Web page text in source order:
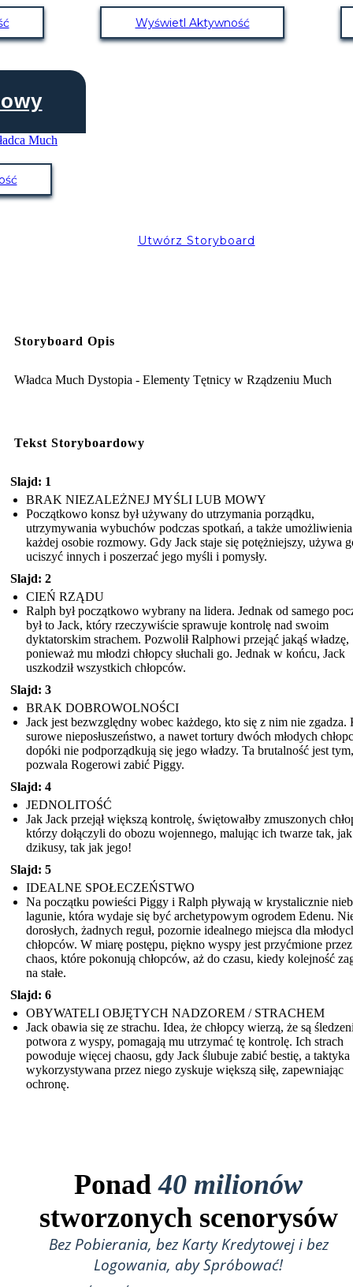
Wyświetl Aktywność
Utwórz Storyboard
Storyboard Opis
Władca Much Dystopia - Elementy Tętnicy w Rządzeniu Much
Tekst Storyboardowy
Slajd: 1
BRAK NIEZALEŻNEJ MYŚLI LUB MOWY
Początkowo konsz był używany do utrzymania porządku,
utrzymywania wybuchów podczas spotkań, a także umożliwienia
każdej osobie rozmowy. Gdy Jack staje się potężniejszy, używa
uciszyć innych i poszerzać jego myśli i pomysły.
Slajd: 2
CIEŃ RZĄDU
Ralph był początkowo wybrany na lidera. Jednak od samego
był to Jack, który rzeczywiście sprawuje kontrolę nad swoim
dyktatorskim strachem. Pozwolił Ralphowi przejąć jakąś władzę,
ponieważ mu młodzi chłopcy słuchali go. Jednak w końcu, Jack
uszkodził wszystkich chłopców.
Slajd: 3
BRAK DOBROWOLNOŚCI
Jack jest bezwzględny wobec każdego, kto się z nim nie zgadza.
surowe nieposłuszeństwo, a nawet tortury dwóch młodych
dopóki nie podporządkują się jego władzy. Ta brutalność jest
pozwala Rogerowi zabić Piggy.
Slajd: 4
JEDNOLITOŚĆ
Jak Jack przejął większą kontrolę, świętowałby zmuszonych
którzy dołączyli do obozu wojennego, malując ich twarze tak, jak
dzikusy, tak jak jego!
Slajd: 5
IDEALNE SPOŁECZEŃSTWO
Na początku powieści Piggy i Ralph pływają w krystalicznie
lagunie, która wydaje się być archetypowym ogrodem Edenu.
dorosłych, żadnych reguł, pozornie idealnego miejsca dla
chłopców. W miarę postępu, piękno wyspy jest przyćmione przez
chaos, które pokonują chłopców, aż do czasu, kiedy kolejność
na stałe.
Slajd: 6
OBYWATELI OBJĘTYCH NADZOREM / STRACHEM
Jack obawia się ze strachu. Idea, że ​​chłopcy wierzą, że są
potwora z wyspy, pomagają mu utrzymać tę kontrolę. Ich strach
powoduje więcej chaosu, gdy Jack ślubuje zabić bestię, a taktyka
wykorzystywana przez niego zyskuje większą siłę, zapewniając
ochronę.
Ponad40 milionów
stworzonych scenorysów
Bez Pobierania, bez Karty Kredytowej i bez
Logowania, aby Spróbować!